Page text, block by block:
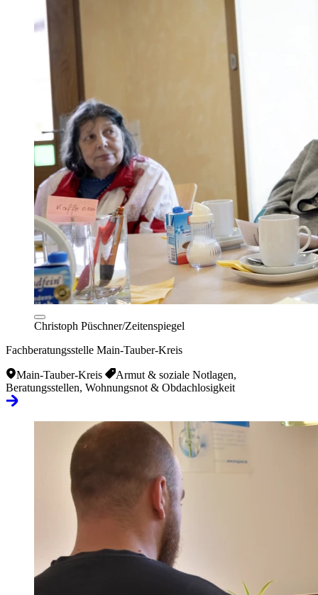
Christoph Püschner/Zeitenspiegel
Fachberatungsstelle Main-Tauber-Kreis
Main-Tauber-Kreis
Armut & soziale Notlagen,
Beratungsstellen, Wohnungsnot & Obdachlosigkeit